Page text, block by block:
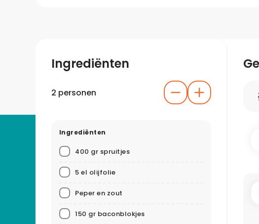
Ingrediënten
2 personen
Ingrediënten
400 gr spruitjes
5 el olijfolie
Peper en zout
150 gr baconblokjes